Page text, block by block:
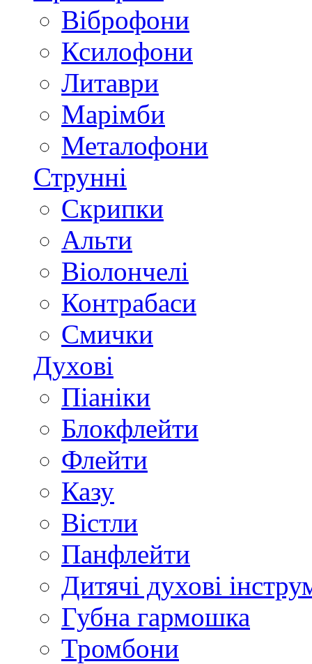
Віброфони
Ксилофони
Литаври
Марімби
Металофони
Струнні
Скрипки
Альти
Віолончелі
Контрабаси
Смички
Духові
Піаніки
Блокфлейти
Флейти
Казу
Вістли
Панфлейти
Дитячі духові
Губна гармошка
Тромбони